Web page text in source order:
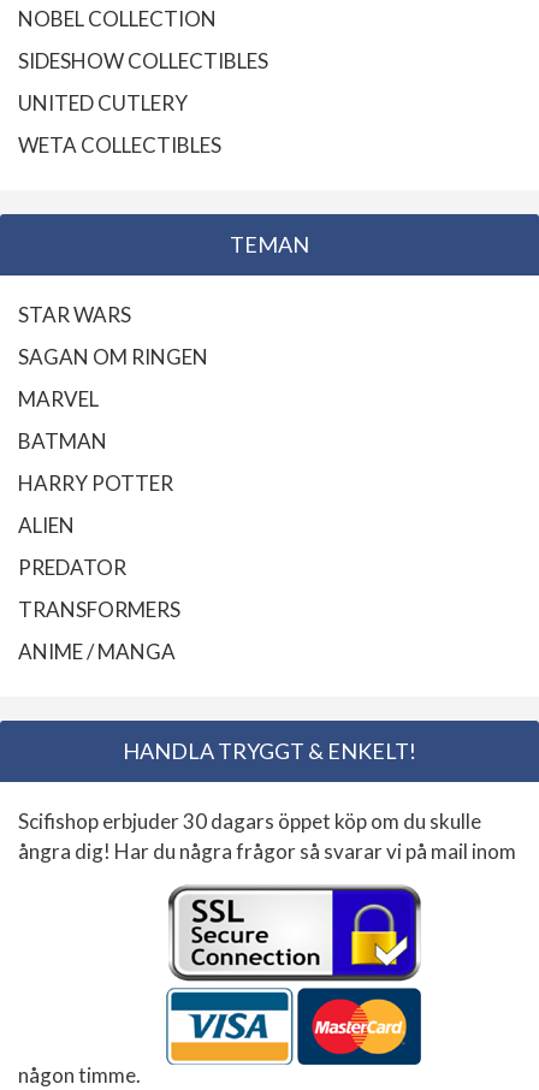
NOBEL COLLECTION
SIDESHOW COLLECTIBLES
UNITED CUTLERY
WETA COLLECTIBLES
TEMAN
STAR WARS
SAGAN OM RINGEN
MARVEL
BATMAN
HARRY POTTER
ALIEN
PREDATOR
TRANSFORMERS
ANIME / MANGA
HANDLA TRYGGT & ENKELT!
Scifishop erbjuder 30 dagars öppet köp om du skulle
ångra dig! Har du några frågor så svarar vi på mail inom
någon timme.